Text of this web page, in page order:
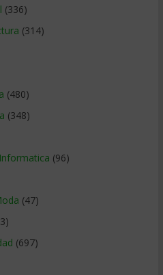
(336)
(314)
(480)
(348)
(96)
(47)
(697)